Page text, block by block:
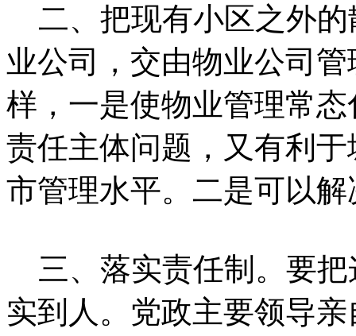
二、把现有小区之外的
业公司，交由物业公司
样，一是使物业管理常
责任主体问题，又有利
市管理水平。二是可以
三、落实责任制。要把
实到人。党政主要领导